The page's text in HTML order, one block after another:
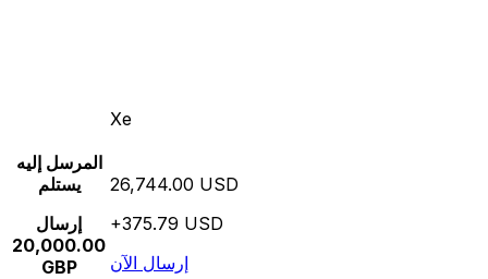
Xe
المرسل إليه
يستلم
إرسال
20,000.00
GBP
26,744.00 USD
+375.79 USD
إرسال الآن